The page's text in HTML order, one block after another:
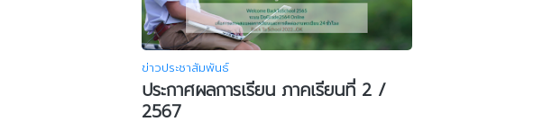
ข่าวประชาสัมพันธ์
ประกาศผลการเรียน ภาคเรียนที่ 2 /
2567